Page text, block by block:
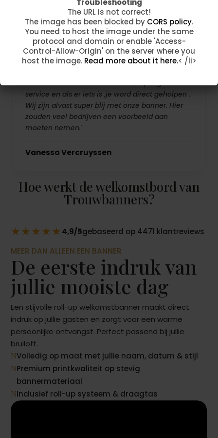
Fam Taelman
service en als er iets is ,je word direct geholpen .
Wij zijn alvast super blij met onze banner. Hier
zouden veel bedrijven een voorbeeld aan
moeten nemen."
Vanessa Vercruyssen
Hoe werkt de welkomstbord van
Trouwbanners?
★★★★★4,9/5gebaseerd op 4471 klantreviews
MEER DAN ALLEEN EEN BANNER
De eerste indruk van
jullie mooiste dag
Een stijvolle roll-up welkomstbanner maakt direct
indruk op jullie gasten en zorgt voor een warme
persoonlijke ontvangst. Perfect passend bij jullie
bruiloft.
NVolledig op maat met jullie naam, datum & stijl
NPremium printkwaliteit op stevig
bannermateriaal
NInclusief roll-up systeem & draagtas
The image has been blocked byCORS policy
You need to host the image under the same
protocol and domain or enable 'Access-
Control-Allow-Origin' on the server where you
host the image.Read more about it here.< /li>
The URL is not correct!
The image has been blocked by CORS policy.
You need to host the image under the same
protocol and domain or enable 'Access-
Control-Allow-Origin' on the server where you
host the image. Read more about it here.< /li>